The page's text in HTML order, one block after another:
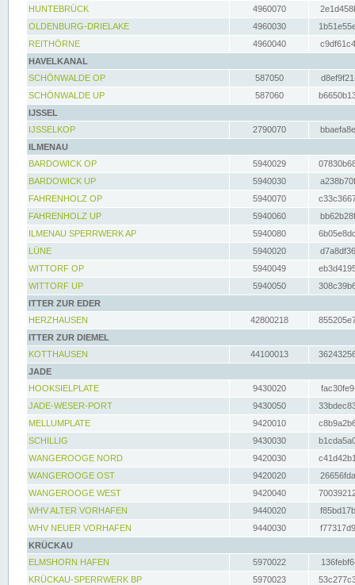
HUNTEBRÜCK
4960070
OLDENBURG-DRIELAKE
4960030
REITHÖRNE
4960040
HAVELKANAL
SCHÖNWALDE OP
587050
SCHÖNWALDE UP
587060
IJSSEL
IJSSELKOP
2790070
ILMENAU
BARDOWICK OP
5940029
BARDOWICK UP
5940030
FAHRENHOLZ OP
5940070
FAHRENHOLZ UP
5940060
ILMENAU SPERRWERK AP
5940080
LÜNE
5940020
WITTORF OP
5940049
WITTORF UP
5940050
ITTER ZUR EDER
HERZHAUSEN
42800218
ITTER ZUR DIEMEL
KOTTHAUSEN
44100013
JADE
HOOKSIELPLATE
9430020
JADE-WESER-PORT
9430050
MELLUMPLATE
9420010
SCHILLIG
9430030
WANGEROOGE NORD
9420030
WANGEROOGE OST
9420020
WANGEROOGE WEST
9420040
WHV ALTER VORHAFEN
9440020
WHV NEUER VORHAFEN
9440030
KRÜCKAU
ELMSHORN HAFEN
5970022
KRÜCKAU-SPERRWERK BP
5970023